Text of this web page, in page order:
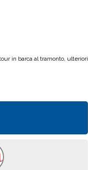
in barca al tramonto, ulteriori